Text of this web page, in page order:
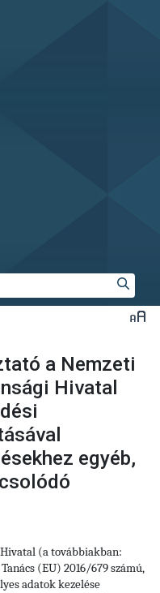
a Nemzeti
Hivatal
egyéb,
(a továbbiakban:
(EU) 2016/679 számú,
adatok kezelése